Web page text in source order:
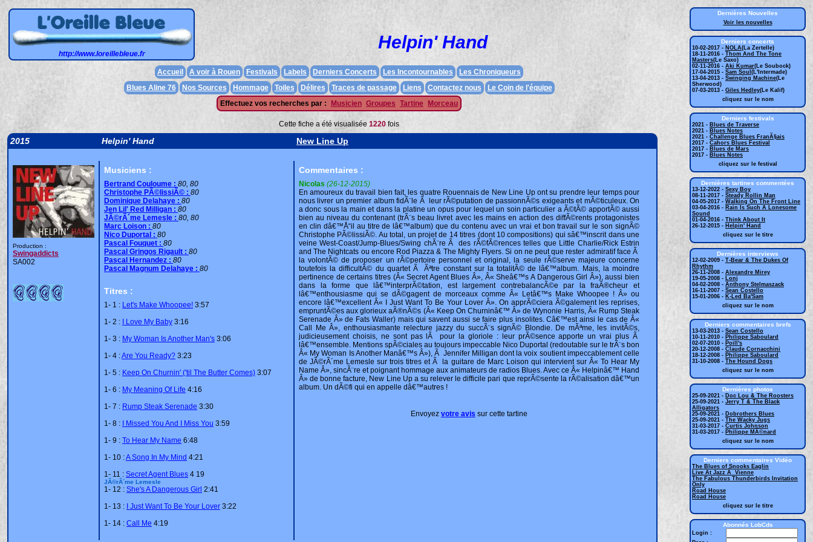
http://www.loreillebleue.fr
Helpin' Hand
Accueil A voir à Rouen Festivals Labels Derniers Concerts Les Incontournables
Les Chroniqueurs
Blues Aline 76
Nos Sources Hommage Toiles Délires Traces de passage Liens Contactez nous
Le Coin de l'équipe
Effectuez vos recherches par :
Musicien Groupes Tartine Morceau
Cette fiche a été visualisée 1220 fois
2015 Helpin' Hand New Line Up
Production :
Swingaddicts
SA002
Musiciens :
Bertrand Couloume : 80, 80
Christophe PÃ©lissiÃ© : 80
Dominique Delahaye : 80
Jen Lil' Red Milligan : 80
JÃ©rÃ´me Lemesle : 80, 80
Marc Loison : 80
Nico Duportal : 80
Pascal Fouquet : 80
Pascal Gringos Rigault : 80
Pascal Hernandez : 80
Pascal Magnum Delahaye : 80
Titres :
1- 1 : Let's Make Whoopee! 3:57
1- 2 : I Love My Baby 3:16
1- 3 : My Woman Is Another Man's 3:06
1- 4 :Are You Ready? 3:23
1- 5 : Keep On Churnin' ('til The Butter Comes) 3:07
1- 6 : My Meaning Of Life 4:16
1- 7 : Rump Steak Serenade 3:30
1- 8 : I Missed You And I Miss You 3:59
1- 9 : To Hear My Name 6:48
1- 10 :A Song In My Mind 4:21
1- 11 : Secret Agent Blues 4 19
JÃ©rÃ´me Lemesle
1- 12 : She's A Dangerous Girl 2:41
1- 13 : I Just Want To Be Your Lover 3:22
1- 14 : Call Me 4:19
Commentaires :
Nicolas (26-12-2015)
En amoureux du travail bien fait, les quatre Rouennais de New Line Up ont su prendre leur temps pour
nous livrer un premier album fidÃ¨le Ã leur rÃ©putation de passionnÃ©s exigeants et mÃ©ticuleux. On
a donc sous la main et dans la platine un opus pour lequel un soin particulier a Ã©tÃ© apportÃ© aussi
bien au niveau du contenant (trÃ¨s beau livret avec les mains en action des diffÃ©rents protagonistes
en clin dâ€™Å“il au titre de lâ€™album) que du contenu avec un vrai et bon travail sur le son signÃ©
Christophe PÃ©lissiÃ©. Au total, un projet de 14 titres (dont 10 compositions) qui sâ€™inscrit dans une
veine West-Coast/Jump-Blues/Swing chÃ¨re Ã des rÃ©fÃ©rences telles que Little Charlie/Rick Estrin
and The Nightcats ou encore Rod Piazza & The Mighty Flyers. Si on ne peut que rester admiratif face Ã
la volontÃ© de proposer un rÃ©pertoire personnel et original, la seule rÃ©serve majeure concerne
toutefois la difficultÃ© du quartet Ã Ãªtre constant sur la totalitÃ© de lâ€™album. Mais, la moindre
pertinence de certains titres (Â« Secret Agent Blues Â», Â« Sheâ€™s A Dangerous Girl Â»), aussi bien
dans la forme que lâ€™interprÃ©tation, est largement contrebalancÃ©e par la fraÃ®cheur et
lâ€™enthousiasme qui se dÃ©gagent de morceaux comme Â« Letâ€™s Make Whoopee ! Â» ou
encore lâ€™excellent Â« I Just Want To Be Your Lover Â». On apprÃ©ciera Ã©galement les reprises,
empruntÃ©es aux glorieux aÃ®nÃ©s (Â« Keep On Churninâ€™ Â» de Wynonie Harris, Â« Rump Steak
Serenade Â» de Fats Waller) mais qui savent aussi se faire plus insolites. Câ€™est ainsi le cas de Â«
Call Me Â», enthousiasmante relecture jazzy du succÃ¨s signÃ© Blondie. De mÃªme, les invitÃ©s,
judicieusement choisis, ne sont pas lÃ pour la gloriole : leur prÃ©sence apporte un vrai plus Ã
lâ€™ensemble. Mentions spÃ©ciales au toujours impeccable Nico Duportal (redoutable sur le trÃ¨s bon
Â« My Woman Is Another Manâ€™s Â»), Ã Jennifer Milligan dont la voix soutient impeccablement celle
de JÃ©rÃ´me Lemesle sur trois titres et Ã la guitare de Marc Loison qui intervient sur Â« To Hear My
Name Â», sincÃ¨re et poignant hommage aux animateurs de radios Blues. Avec ce Â« Helpinâ€™ Hand
Â» de bonne facture, New Line Up a su relever le difficile pari que reprÃ©sente la rÃ©alisation dâ€™un
album. Un dÃ©fi qui en appelle dâ€™autres !
Envoyez votre avis sur cette tartine
Dernières Nouvelles
Voir les nouvelles
Derniers concerts
10-02-2017 - NOLA(La Zertelle)
18-11-2016 - Thom And The Tone
Masters(Le Saxo)
02-11-2016 - Aki Kumar(Le Soubock)
17-04-2015 - Sam Soul (L'Intermade)
13-04-2013 - Swinging Machine(Le
Sherwood)
07-03-2013 - Giles Hedley(Le Kalif)
cliquez sur le nom
Derniers festivals
2021 - Blues de Traverse
2021 - Blues Notes
2021 - Challenge Blues FranÃ§ais
2017 - Cahors Blues Festival
2017 - Blues de Mars
2017 - Blues Notes
cliquez sur le festival
Dernières tartines commentées
13-12-2022 - Sexy Boy
08-11-2017 - Steady Rollin Man
04-05-2017 - Walking On The Front Line
03-04-2016 - Rain Is Such A Lonesome
Sound
01-04-2016 - Think About It
26-12-2015 - Helpin' Hand
cliquez sur le titre
Dernières interviews
12-02-2009 - T-Bear & The Dukes Of
Rhythm
26-11-2008 - Alexandre Mirey
19-05-2008 - Lonj
04-02-2008 - Anthony Stelmaszack
16-11-2007 - Sean Costello
15-01-2006 - K-Led Ba'Sam
cliquez sur le nom
Derniers commentaires brefs
13-03-2013 - Sean Costello
10-11-2010 - Philippe Saboulard
02-07-2010 - Poill's
20-12-2008 - Claude Cornacchini
18-12-2008 - Philippe Saboulard
31-10-2008 - The Hound Dogs
cliquez sur le nom
Dernières photos
25-09-2021 - Doc Lou & The Roosters
25-09-2021 - Jerry T & The Black
Alligators
25-09-2021 - Dobrothers Blues
25-09-2021 - The Wacky Jugs
31-03-2017 - Curtis Johnson
31-03-2017 - Philippe MÃ©nard
cliquez sur le nom
Derniers commentaires Vidéo
The Blues of Snooks Eaglin
Live At Jazz Ã Vienne
The Fabulous Thunderbirds Invitation
Only
Road House
Road House
cliquez sur le titre
Abonnés LobCds
Login :